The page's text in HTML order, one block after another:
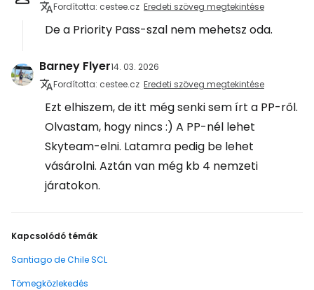
Fordította: cestee.cz Eredeti szöveg megtekintése
De a Priority Pass-szal nem mehetsz oda.
Barney Flyer14. 03. 2026
Fordította: cestee.cz Eredeti szöveg megtekintése
Ezt elhiszem, de itt még senki sem írt a PP-ről.
Olvastam, hogy nincs :) A PP-nél lehet
Skyteam-elni. Latamra pedig be lehet
vásárolni. Aztán van még kb 4 nemzeti
járatokon.
Kapcsolódó témák
Santiago de Chile SCL
Tömegközlekedés